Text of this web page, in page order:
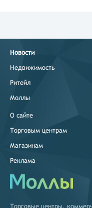
Новости
Недвижимость
Ритейл
Моллы
О сайте
Торговым центрам
Магазинам
Реклама
Торговые центры,